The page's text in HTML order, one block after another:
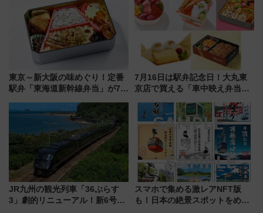
解説！
東京～新大阪の味めぐり！定番
駅弁「東海道新幹線弁当」が7月
7月16日は駅弁記念日！大丸東
京店で買える「車中映え弁当」
JR九州の観光列車「36ぷらす
3」劇的リニューアル！新6号車
スマホで集める激レアNFT版
も！日本の絶景スポットをめぐ